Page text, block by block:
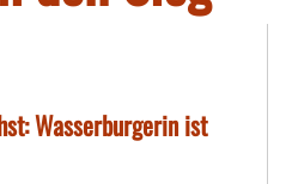
Wasserburgerin ist